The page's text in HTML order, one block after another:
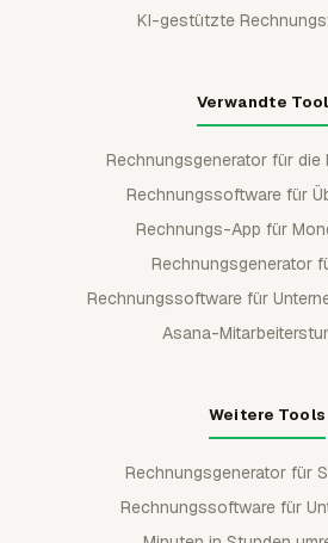
KI-gestützte
Verwandte
Rechnungsgenerator für die
Rechnungssoftware für
Rechnungs-App für
Rechnungsgenerator
Rechnungssoftware für
Asana-
Weitere Tools
Rechnungsgenerator für
Rechnungssoftware für